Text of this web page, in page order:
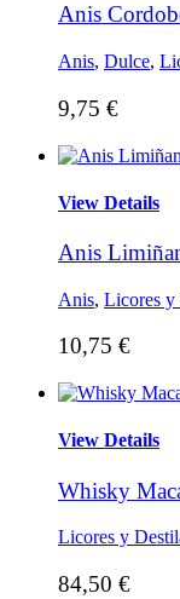
Anis
Anis, Dulce,
9,75 €
View Details
Anis
Anis, Licores y
10,75 €
View Details
Whisky
Licores y
84,50 €